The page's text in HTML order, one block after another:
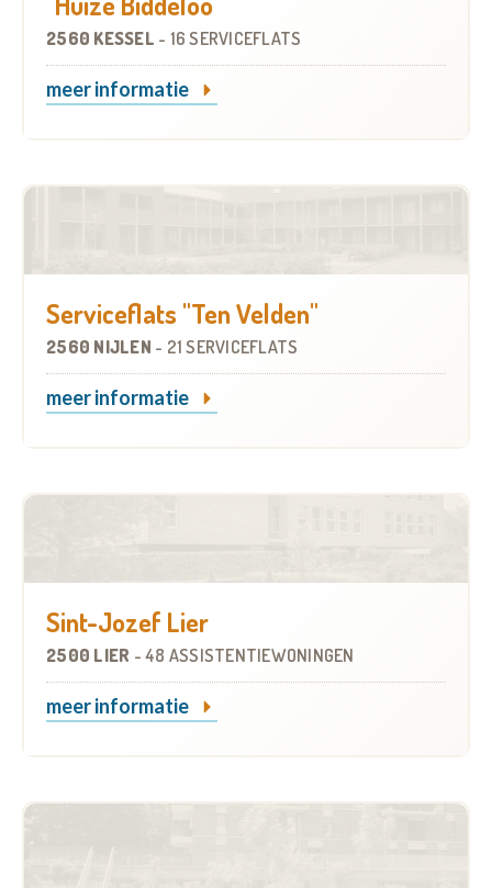
2560 KESSEL - 16 SERVICEFLATS
meer informatie
Serviceflats "Ten Velden"
2560 NIJLEN - 21 SERVICEFLATS
meer informatie
Sint-Jozef Lier
2500 LIER - 48 ASSISTENTIEWONINGEN
meer informatie